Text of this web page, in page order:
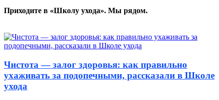
Приходите в «Школу ухода». Мы рядом.
Чистота — залог здоровья: как правильно
ухаживать за подопечными, рассказали в Школе
ухода